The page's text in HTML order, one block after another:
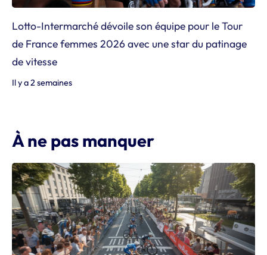
Lotto-Intermarché dévoile son équipe pour le Tour
de France femmes 2026 avec une star du patinage
de vitesse
Il y a 2 semaines
À ne pas manquer